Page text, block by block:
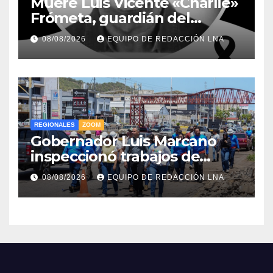
Frómeta, guardián del
legado musical de la Billo’s
Caracas Boys
08/08/2026 EQUIPO DE REDACCIÓN LNA
REGIONALES ZOOM
Gobernador Luis Marcano
inspeccionó trabajos de
rehabilitación en al Av.
Intercomunal
08/08/2026 EQUIPO DE REDACCIÓN LNA